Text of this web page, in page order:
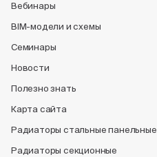
Вебинары
BIM-модели и схемы
Семинары
Новости
Полезно знать
Карта сайта
Радиаторы стальные панельные
Радиаторы секционные